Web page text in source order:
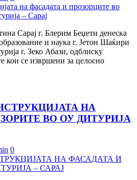
Сарај г. Блерим Беџети денеска
и наука г. Јетон Шаќири
г. Зеко Абази, одблиску
кои се извршени за целосно
НА
ВО ОУ ДИТУРИЈА
0